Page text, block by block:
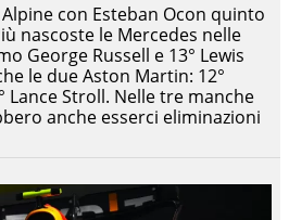
con Esteban Ocon quinto
nascoste le Mercedes nelle
George Russell e 13° Lewis
le due Aston Martin: 12°
Lance Stroll. Nelle tre manche
anche esserci eliminazioni